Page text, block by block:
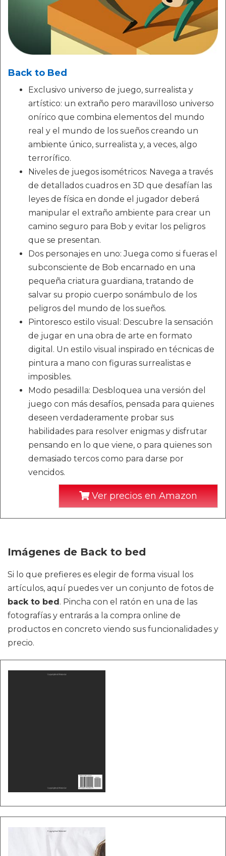
Back to Bed
Exclusivo universo de juego, surrealista y
artístico: un extraño pero maravilloso universo
onírico que combina elementos del mundo
real y el mundo de los sueños creando un
ambiente único, surrealista y, a veces, algo
terrorífico.
Niveles de juegos isométricos: Navega a través
de detallados cuadros en 3D que desafían las
leyes de física en donde el jugador deberá
manipular el extraño ambiente para crear un
camino seguro para Bob y evitar los peligros
que se presentan.
Dos personajes en uno: Juega como si fueras el
subconsciente de Bob encarnado en una
pequeña criatura guardiana, tratando de
salvar su propio cuerpo sonámbulo de los
peligros del mundo de los sueños.
Pintoresco estilo visual: Descubre la sensación
de jugar en una obra de arte en formato
digital. Un estilo visual inspirado en técnicas de
pintura a mano con figuras surrealistas e
imposibles.
Modo pesadilla: Desbloquea una versión del
juego con más desafíos, pensada para quienes
deseen verdaderamente probar sus
habilidades para resolver enigmas y disfrutar
pensando en lo que viene, o para quienes son
demasiado tercos como para darse por
vencidos.
Ver precios en Amazon
Imágenes de Back to bed
Si lo que prefieres es elegir de forma visual los
artículos, aquí puedes ver un conjunto de fotos de
back to bed. Pincha con el ratón en una de las
fotografías y entrarás a la compra online de
productos en concreto viendo sus funcionalidades y
precio.